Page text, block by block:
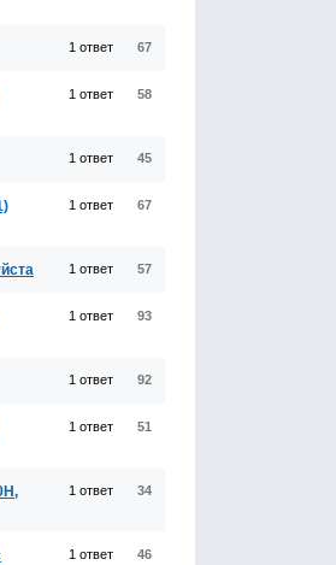
1 ответ 67
1 ответ 58
1 ответ 45
1 ответ 67
1 ответ 57
1 ответ 93
1 ответ 92
1 ответ 51
1 ответ 34
1 ответ 46